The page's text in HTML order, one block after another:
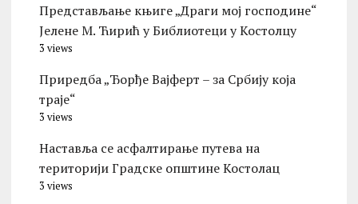
Представљање књиге „Драги мој господине“
Јелене М. Ћирић у Библиотеци у Костолцу
3 views
Приредба „Ђорђе Вајферт – за Србију која
траје“
3 views
Наставља се асфалтирање путева на
територији Градске општине Костолац
3 views